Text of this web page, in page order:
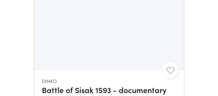
DINKO
Battle of Sisak 1593 - documentary